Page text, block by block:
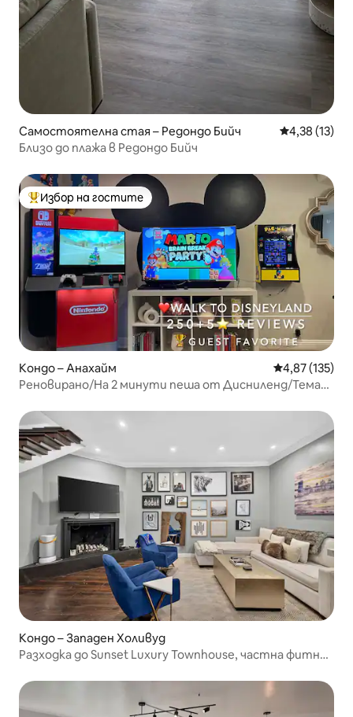
Самостоятелна стая – Редондо Бийч Средна
4,38 (13)
Близо до плажа в Редондо Бийч
Най-популярен избор на гостите
Избор на гостите
Кондо – Анахайм Средна
4,87 (135)
Реновирано/На 2 минути пеша от Дисниленд/Тема
Кондо – Западен Холивуд
Разходка до Sunset Luxury Townhouse, частна фитнес